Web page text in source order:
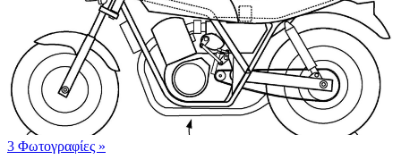
3 Φωτογραφίες »